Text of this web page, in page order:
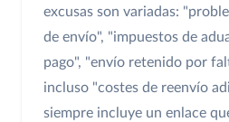
excusas son variadas:
de envío", "impuestos de
pago", "envío retenido por
incluso "costes de reenvío
siempre incluye un enlace